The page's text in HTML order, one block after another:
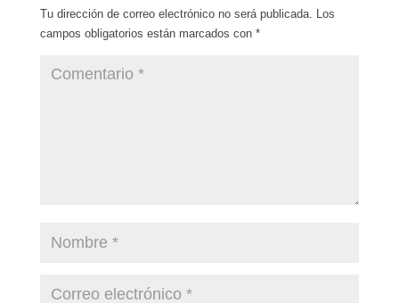
Tu dirección de correo electrónico no será publicada. Los
campos obligatorios están marcados con *